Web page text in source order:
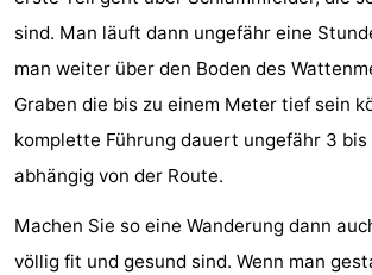
sind. Man läuft dann ungefähr eine
man weiter über den Boden des
Graben die bis zu einem Meter tief sein
komplette Führung dauert ungefähr 3 bis
abhängig von der Route.
Machen Sie so eine Wanderung dann
völlig fit und gesund sind. Wenn man